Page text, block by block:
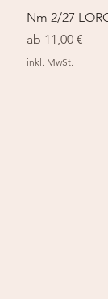
Nm 2/27
ab 11,00 €
Sale-Preis
inkl. MwSt.